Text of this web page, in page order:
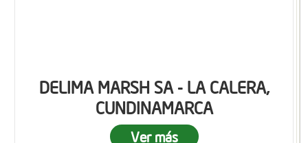
DELIMA MARSH SA - LA CALERA,
CUNDINAMARCA
Ver más